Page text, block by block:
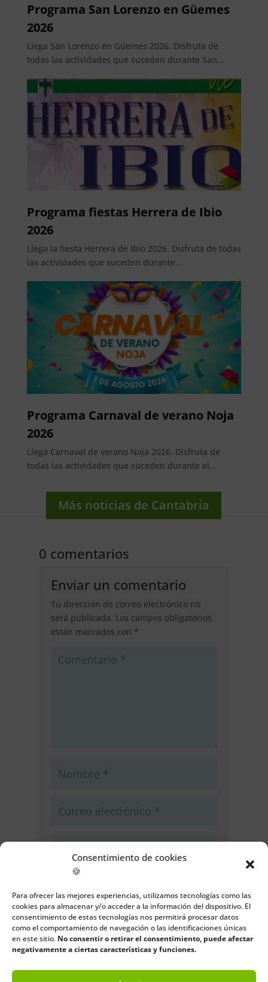
Consentimiento de cookies
🍪
Para ofrecer las mejores experiencias, utilizamos tecnologías como las
cookies para almacenar y/o acceder a la información del dispositivo. El
consentimiento de estas tecnologías nos permitirá procesar datos
como el comportamiento de navegación o las identificaciones únicas
en este sitio. No consentir o retirar el consentimiento, puede afectar
negativamente a ciertas características y funciones.
Programa San Lorenzo en Güemes
2026
Llega San Lorenzo en Güemes 2026. Disfruta de
todas las actividades que suceden durante San...
Programa fiestas Herrera de Ibio
2026
Llega la fiesta Herrera de Ibio 2026. Disfruta de todas
las actividades que suceden durante...
Programa Carnaval de verano Noja
2026
Llega Carnaval de verano Noja 2026. Disfruta de
todas las actividades que suceden durante el...
Más noticias de Cantabria
0 comentarios
Enviar un comentario
Tu dirección de correo electrónico no
será publicada. Los campos obligatorios
están marcados con *
Guarda mi nombre, correo
electrónico y web en este navegador
para la próxima vez que comente.
Enviar comentario